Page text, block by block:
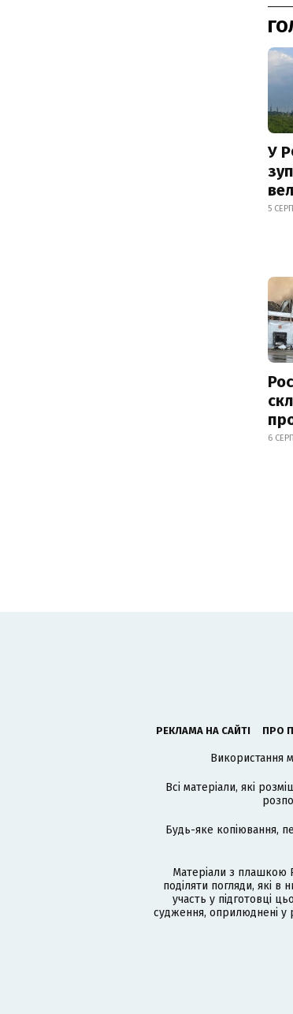
У
5
6
РЕКЛАМА НА САЙТІ ПРО
Використання
Всі матеріали, які
Будь-яке копіювання,
Матеріали з плашкою
поділяти погляди, які
участь у підготовці
судження, оприлюднені у